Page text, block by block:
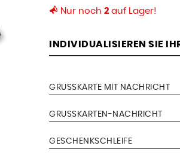
Nur noch 2 auf Lager!
INDIVIDUALISIEREN SIE
GRUSSKARTE MIT NACHRICHT
GRUSSKARTEN-NACHRICHT
GESCHENKSCHLEIFE